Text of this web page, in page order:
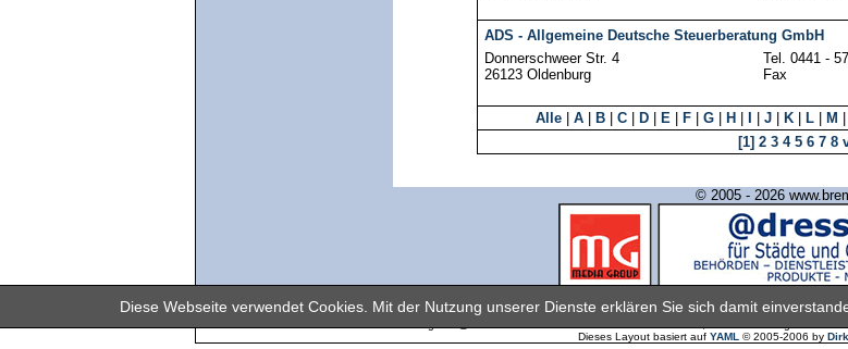
Diese Webseite verwendet Cookies. Mit der Nutzung unserer Dienste erklären Sie sich damit
ADS - Allgemeine Deutsche Steuerberatung GmbH
Donnerschweer Str. 4
26123 Oldenburg
Tel. 0441 -
Fax
Alle A B C D E F G H J K L M
[1] 2 3 4 5 6 7 8
© 2005 - 2026
Industrie- und
Dieses Layout basiert auf YAML © 2005-2006 by